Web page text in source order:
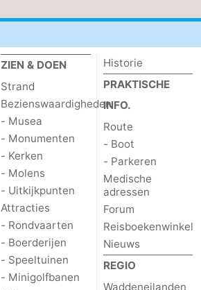
ZIEN & DOEN
Strand
Bezienswaardigheden
- Musea
- Monumenten
- Kerken
- Molens
- Uitkijkpunten
Attracties
- Rondvaarten
- Boerderijen
- Speeltuinen
- Minigolfbanen
Historie
PRAKTISCHE
INFO.
Route
- Boot
- Parkeren
Medische
adressen
Forum
Reisboekenwinkel
Nieuws
REGIO
Waddeneilanden